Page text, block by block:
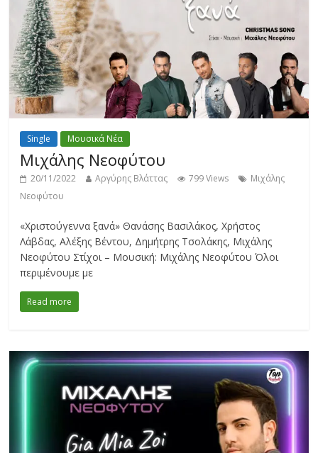
Single Μουσικά Νέα
Μιχάλης Νεοφύτου
20/11/2022 Αργύρης Βλάττας 799 Views
Μιχάλης
Νεοφύτου
«Χριστούγεννα ξανά» Θανάσης Βασιλάκος, Χρήστος
Λάβδας, Αλέξης Βέντου, Δημήτρης Τσολάκης, Μιχάλης
Νεοφύτου Στίχοι – Μουσική: Μιχάλης Νεοφύτου Όλοι
περιμένουμε με
Read more